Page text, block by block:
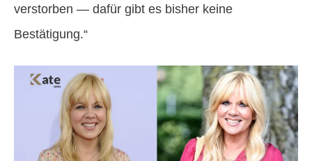
verstorben — dafür gibt es bisher keine
Bestätigung.“